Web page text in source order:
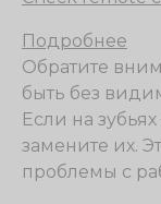
Подробнее
Обратите
быть без
Если на
замените их.
проблемы с